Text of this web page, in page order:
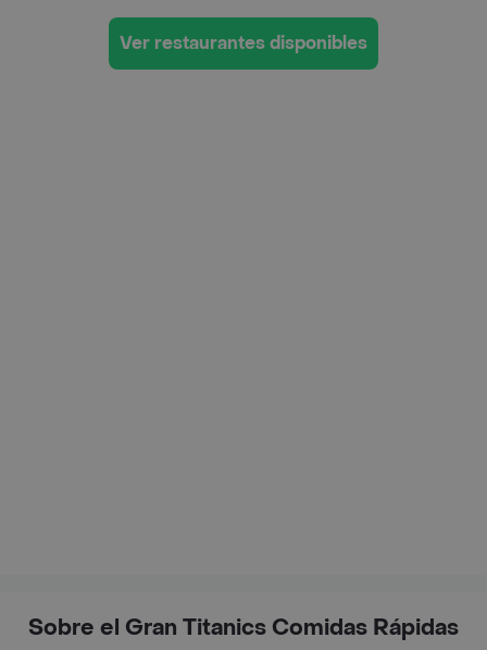
Ver restaurantes disponibles
Sobre el Gran Titanics Comidas Rápidas